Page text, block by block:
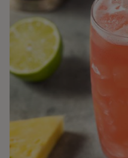
Kaffe
Konjak
Likör
Rom
Shots